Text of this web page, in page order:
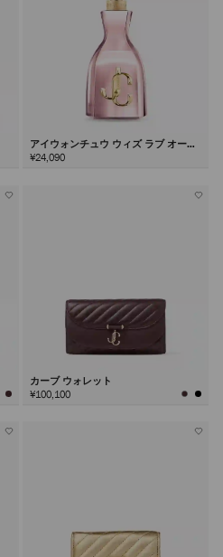
アイウォンチュウ ウィズ ラブ オード
パルファム100ml
¥24,090
カーブ ウォレット
¥100,100